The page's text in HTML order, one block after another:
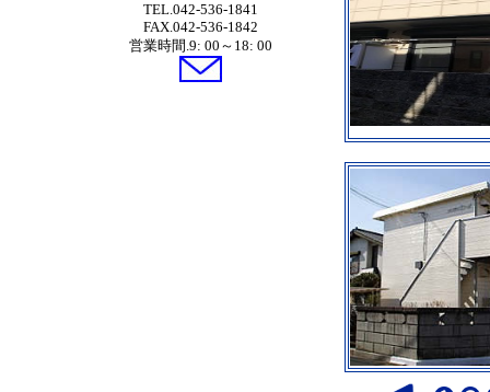
TEL.042-536-1841
FAX.042-536-1842
営業時間.9: 00～18: 00